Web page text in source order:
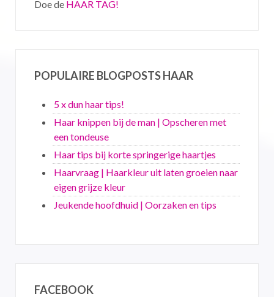
Doe de HAAR TAG!
POPULAIRE BLOGPOSTS HAAR
5 x dun haar tips!
Haar knippen bij de man | Opscheren met
een tondeuse
Haar tips bij korte springerige haartjes
Haarvraag | Haarkleur uit laten groeien naar
eigen grijze kleur
Jeukende hoofdhuid | Oorzaken en tips
FACEBOOK